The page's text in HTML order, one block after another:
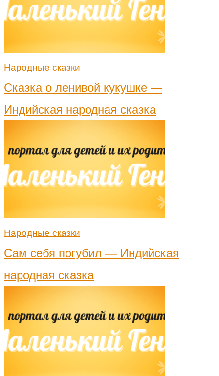
Народные сказки
Сказка о ленивой кукушке —
Индийская народная сказка
Народные сказки
Сам себя погубил — Индийская
народная сказка